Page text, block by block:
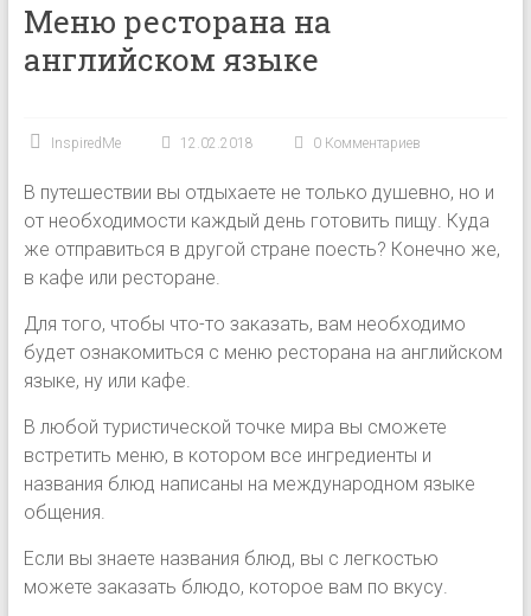
Меню ресторана на
английском языке
InspiredMe 12.02.2018 0 Комментариев
В путешествии вы отдыхаете не только душевно, но и
от необходимости каждый день готовить пищу. Куда
же отправиться в другой стране поесть? Конечно же,
в кафе или ресторане.
Для того, чтобы что-то заказать, вам необходимо
будет ознакомиться с меню ресторана на английском
языке, ну или кафе.
В любой туристической точке мира вы сможете
встретить меню, в котором все ингредиенты и
названия блюд написаны на международном языке
общения.
Если вы знаете названия блюд, вы с легкостью
можете заказать блюдо, которое вам по вкусу.